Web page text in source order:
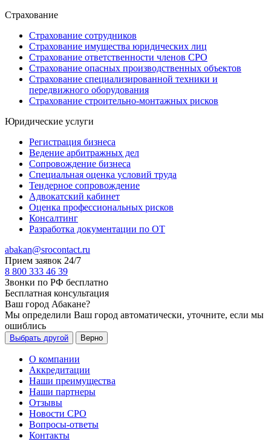
Страхование
Страхование сотрудников
Страхование имущества юридических лиц
Страхование ответственности членов СРО
Страхование опасных производственных объектов
Страхование специализированной техники и
передвижного оборудования
Страхование строительно-монтажных рисков
Юридические услуги
Регистрация бизнеса
Ведение арбитражных дел
Сопровождение бизнеса
Специальная оценка условий труда
Тендерное сопровождение
Адвокатский кабинет
Оценка профессиональных рисков
Консалтинг
Разработка документации по ОТ
abakan@srocontact.ru
Прием заявок 24/7
8 800 333 46 39
Звонки по РФ бесплатно
Бесплатная консультация
Ваш город Абакане?
Мы определили Ваш город автоматически, уточните, если мы
ошиблись
Выбрать другой Верно
О компании
Аккредитации
Наши преимущества
Наши партнеры
Отзывы
Новости СРО
Вопросы-ответы
Контакты